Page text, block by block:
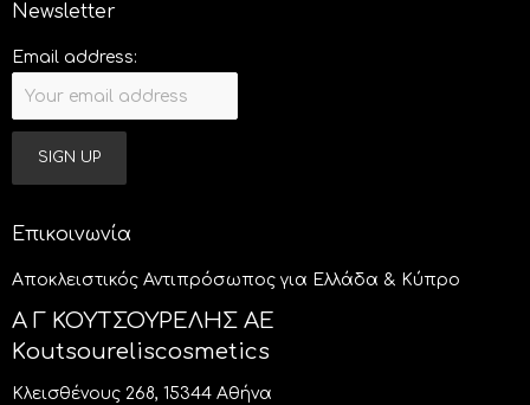
Newsletter
Email address:
Επικοινωνία
Aποκλειστικός Αντιπρόσωπος για Ελλάδα & Κύπρο
Α Γ ΚΟΥΤΣΟΥΡΕΛΗΣ ΑΕ
Κoutsoureliscosmetics
Κλεισθένους 268, 15344 Αθήνα